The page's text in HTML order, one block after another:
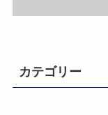
カテゴリー